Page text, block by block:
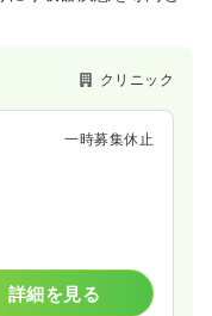
クリニック
一時募集休止
詳細を見る